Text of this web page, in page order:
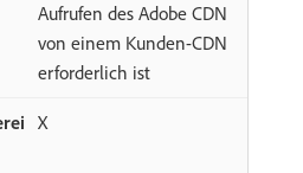
Aufrufen des Adobe CDN
von einem Kunden-CDN
erforderlich ist
X